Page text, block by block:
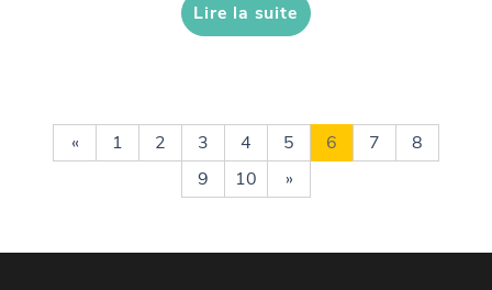
Lire la suite
« 1 2 3 4 5 6 7
8
9
10 »